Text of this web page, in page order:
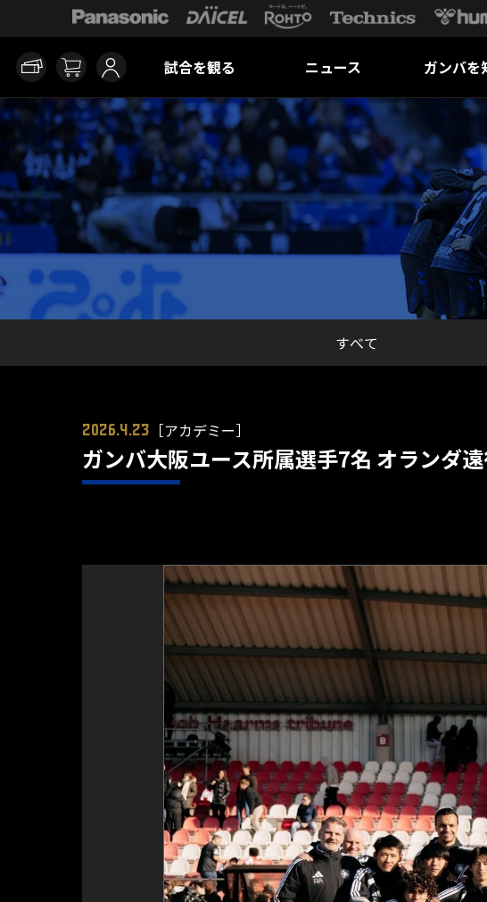
試合を観る ニュース ガンバを
2026.4.23 ［アカデミー］
ガンバ大阪ユース所属選手7名 オラン